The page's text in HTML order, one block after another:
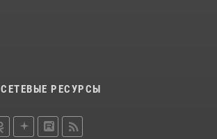
РЕСУРСЫ